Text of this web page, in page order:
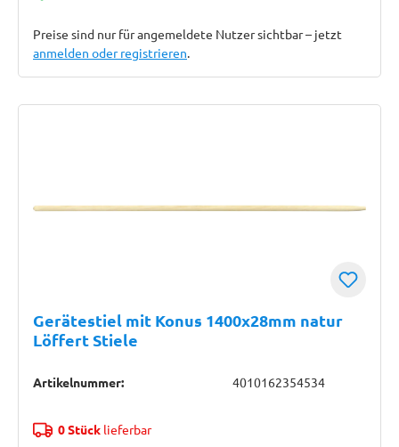
Preise sind nur für angemeldete Nutzer sichtbar – jetzt
anmelden oder registrieren.
Gerätestiel mit Konus 1400x28mm natur
Löffert Stiele
Artikelnummer: 4010162354534
0 Stücklieferbar